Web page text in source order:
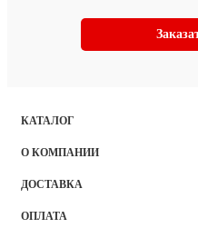
КАТАЛОГ
О КОМПАНИИ
ДОСТАВКА
ОПЛАТА